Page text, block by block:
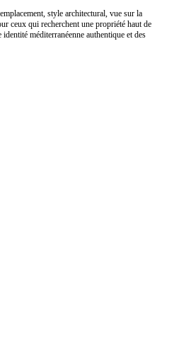
style architectural, vue sur la
ceux qui recherchent une propriété haut de
méditerranéenne authentique et des